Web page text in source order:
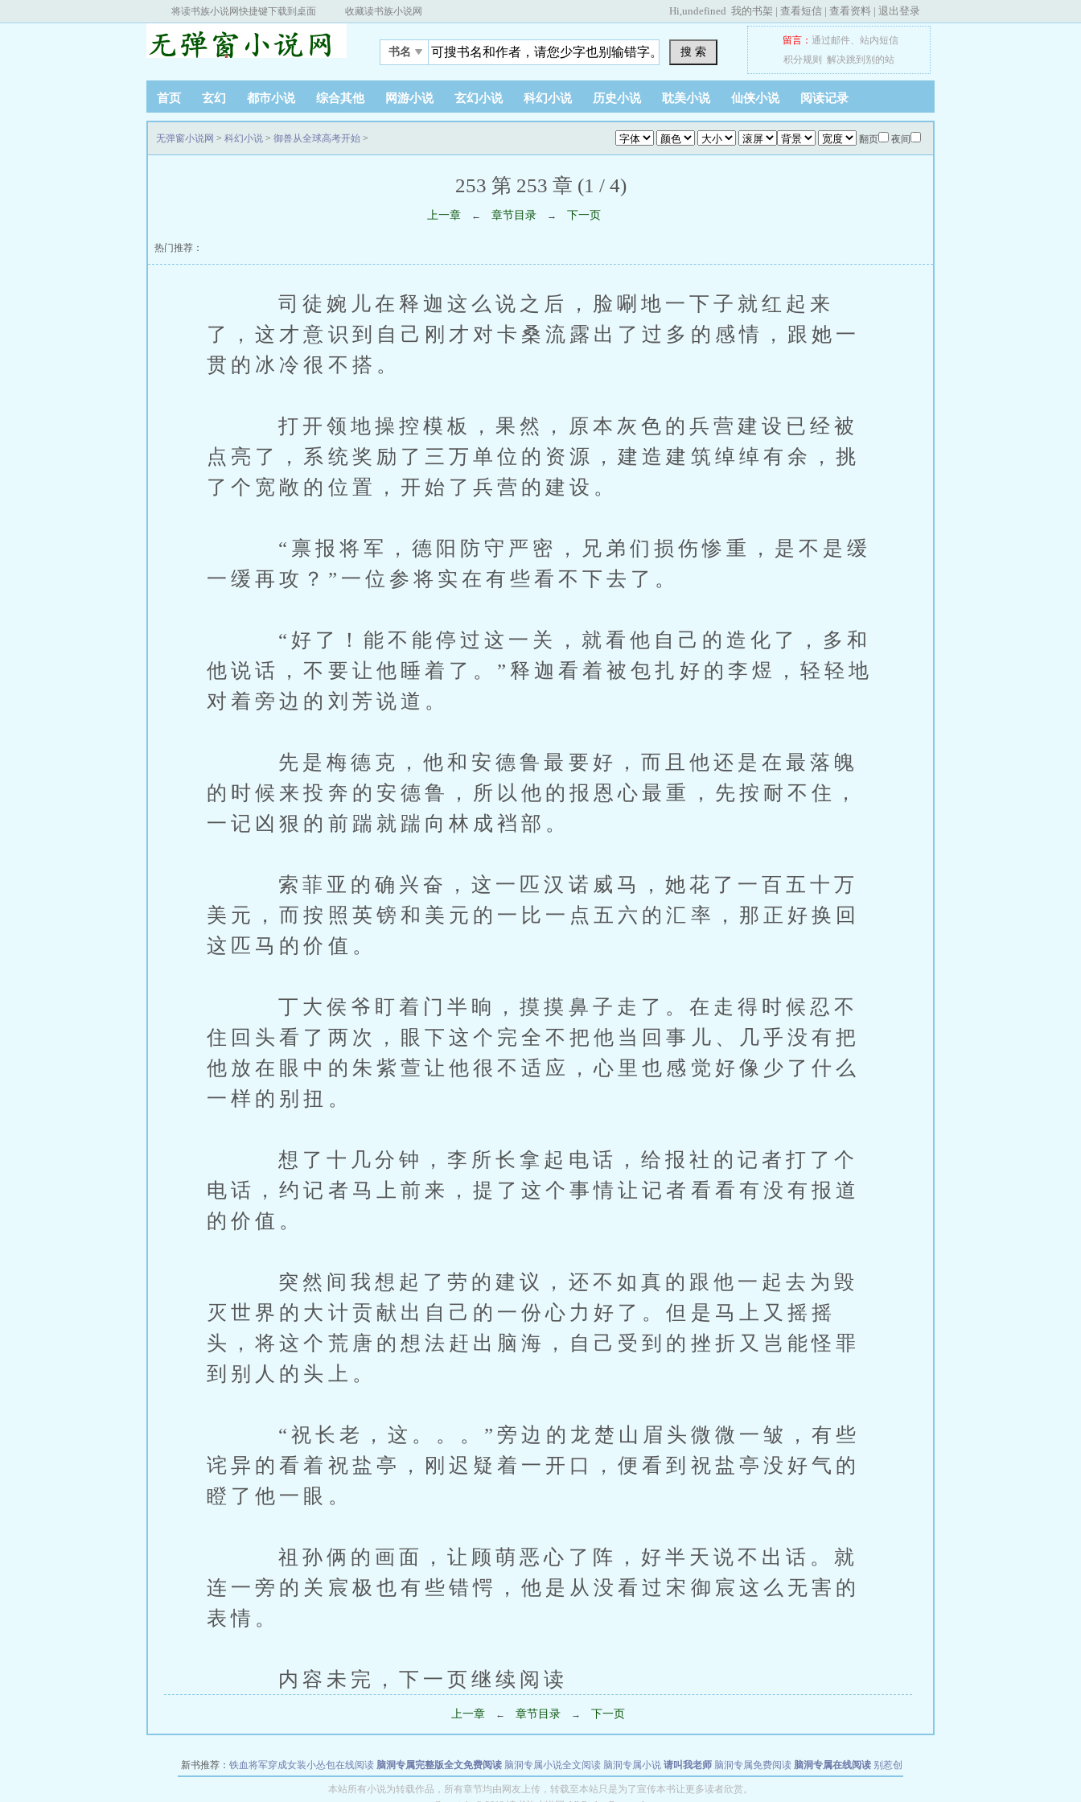
将读书族小说网快捷键下载到桌面 收藏读书族小说网 Hi,undefined 我的书架 | 查看短信 | 查看资料 | 退出登录
书名 搜 索
留言： 通过邮件、 站内短信
积分规则
解决跳到别的站
首页 玄幻 都市小说 综合其他 网游小说 玄幻小说 科幻小说 历史小说 耽美小说 仙侠小说 阅读记录
翻页 夜间
无弹窗小说网 > 科幻小说 > 御兽从全球高考开始 >
253 第 253 章 (1 / 4)
上一章 ← 章节目录 → 下一页
热门推荐：
司徒婉儿在释迦这么说之后，脸唰地一下子就红起来
了，这才意识到自己刚才对卡桑流露出了过多的感情，跟她一
贯的冰冷很不搭。
打开领地操控模板，果然，原本灰色的兵营建设已经被
点亮了，系统奖励了三万单位的资源，建造建筑绰绰有余，挑
了个宽敞的位置，开始了兵营的建设。
“禀报将军，德阳防守严密，兄弟们损伤惨重，是不是缓
一缓再攻？”一位参将实在有些看不下去了。
“好了！能不能停过这一关，就看他自己的造化了，多和
他说话，不要让他睡着了。”释迦看着被包扎好的李煜，轻轻地
对着旁边的刘芳说道。
先是梅德克，他和安德鲁最要好，而且他还是在最落魄
的时候来投奔的安德鲁，所以他的报恩心最重，先按耐不住，
一记凶狠的前踹就踹向林成裆部。
索菲亚的确兴奋，这一匹汉诺威马，她花了一百五十万
美元，而按照英镑和美元的一比一点五六的汇率，那正好换回
这匹马的价值。
丁大侯爷盯着门半晌，摸摸鼻子走了。在走得时候忍不
住回头看了两次，眼下这个完全不把他当回事儿、几乎没有把
他放在眼中的朱紫萱让他很不适应，心里也感觉好像少了什么
一样的别扭。
想了十几分钟，李所长拿起电话，给报社的记者打了个
电话，约记者马上前来，提了这个事情让记者看看有没有报道
的价值。
突然间我想起了劳的建议，还不如真的跟他一起去为毁
灭世界的大计贡献出自己的一份心力好了。但是马上又摇摇
头，将这个荒唐的想法赶出脑海，自己受到的挫折又岂能怪罪
到别人的头上。
“祝长老，这。。。”旁边的龙楚山眉头微微一皱，有些
诧异的看着祝盐亭，刚迟疑着一开口，便看到祝盐亭没好气的
瞪了他一眼。
祖孙俩的画面，让顾萌恶心了阵，好半天说不出话。就
连一旁的关宸极也有些错愕，他是从没看过宋御宸这么无害的
表情。
内容未完，下一页继续阅读
上一章 ← 章节目录 → 下一页
新书推荐： 铁血将军穿成女装小怂包在线阅读 脑洞专属完整版全文免费阅读 脑洞专属小说全文阅读 脑洞专属小说 请叫我老师 脑洞专属免费阅读 脑洞专属在线阅读 别惹创
世者 穿书第一天就结婚小说全文阅读
本站所有小说为转载作品，所有章节均由网友上传，转载至本站只是为了宣传本书让更多读者欣赏。